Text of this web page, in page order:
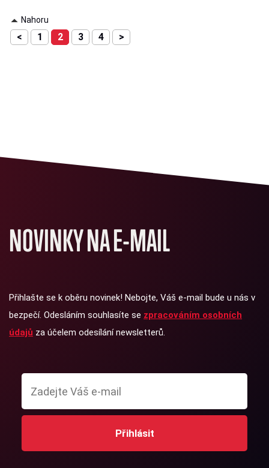
Nahoru
< 1 2 3 4 >
NOVINKY NA E-MAIL
Přihlašte se k oběru novinek! Nebojte, Váš e-mail bude u nás v
bezpečí. Odesláním souhlasíte se zpracováním osobních
údajů za účelem odesílání newsletterů.
Přihlásit